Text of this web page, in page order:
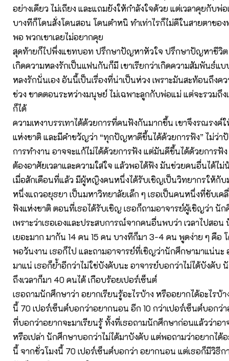
อย่างเดียว ไม่เถียง และแถมยังให้กำลังใจด้วย แต่เวลาคุยกับพ่
บางทีก็โดนสั่งโดนสอน โดนตำหนิ ทำเท่าไรก็ไม่ดีในสายตาขอ
พอ พวกเขาเลยไม่อยากคุย
สุดท้ายก็ไปพึ่งแชทบอท ปรึกษาปัญหาหัวใจ ปรึกษาปัญหาชีวิต
เกิดความหลงรักเป็นแฟนกันก็มี เขาเรียกว่าเกิดความสัมพันธ์แ
หลงรักนั่นเอง อันนี้เป็นเรื่องที่น่าเป็นห่วง เพราะมันสะท้อนถึงค
ช่วง ขาดตอนระหว่างมนุษย์ ไม่เฉพาะลูกกับพ่อแม่ แต่จะรวมถึ
ก็ได้
ความเหงาบรรเทาได้ด้วยการที่คนฟังกันมากขึ้น เขาจึงรณรงค์
แห่งชาติ และมีคำขวัญว่า “ทุกปัญหาดีขึ้นได้ด้วยการฟัง” ไม่ว่
การทำงาน อาจจะแก้ไม่ได้ด้วยการฟัง แต่มันดีขึ้นได้ด้วยการฟั
ต้องอาศัยเวลาและความใส่ใจ แล้วพอได้ฟัง มันช่วยคนอื่นได้ไม่
เมื่อสักเดือนที่แล้ว มีผู้หญิงคนหนึ่งได้รับเชิญเป็นวิทยากรให้กั
หนึ่งแถวอยุธยา เป็นมหาวิทยาลัยเล็ก ๆ เธอเป็นคนหนึ่งที่ขับเค
ฟังแห่งชาติ ตอนที่เธอได้รับเชิญ เธอก็ถามอาจารย์ผู้เชิญว่า นั
เพราะว่าเธอเองและประสบการณ์จากคนอื่นพบว่า เวลาไปสอ
เยอะมาก มากัน 14 คน 15 คน บางทีก็มา 3-4 คน พูดง่าย ๆ คือ
พอวันงาน เธอก็ไป และถามอาจารย์ที่เชิญว่านักศึกษามาแน่นะ
มาแน่ เธอก็ย้ำอีกว่าไม่ใช่บังคับนะ อาจารย์บอกว่าไม่ได้บังคับ
ถึงเวลาก็มา 40 คนได้ เกือบร้อยเปอร์เซ็นต์
เธอถามนักศึกษาว่า อยากเรียนรู้อะไรบ้าง หรืออยากได้อะไรบ้
นี้ 70 เปอร์เซ็นต์บอกว่าอยากนอน อีก 10 กว่าเปอร์เซ็นต์บอก
ที่บอกว่าอยากจะมาเรียนรู้ ทั้งที่เธอถามนักศึกษาก่อนแล้วว่าอ
หรือเปล่า นักศึกษาบอกว่าไม่ได้มาบังคับ แต่พอถามว่าอยากได้
นี้ จากชั่วโมงนี้ 70 เปอร์เซ็นต์บอกว่า อยากนอน แต่เธอก็มีวิธีก